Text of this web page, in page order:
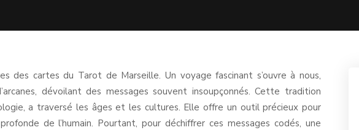
des cartes du Tarot de Marseille. Un voyage fascinant s’ouvre à nous,
dévoilant des messages souvent insoupçonnés. Cette tradition
a traversé les âges et les cultures. Elle offre un outil précieux pour
de l’humain. Pourtant, pour déchiffrer ces messages codés, une